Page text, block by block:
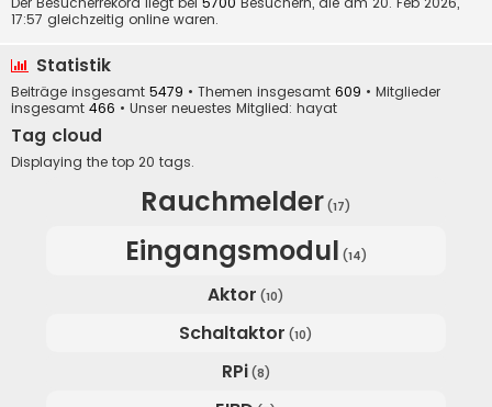
17:57 gleichzeitig online waren.
Statistik
Beiträge insgesamt 5479 • Themen insgesamt 609 • Mitglieder
insgesamt 466 • Unser neuestes Mitglied: hayat
Tag cloud
Displaying the top 20 tags.
Rauchmelder (17)
Eingangsmodul (14)
Aktor (10)
Schaltaktor (10)
RPi (8)